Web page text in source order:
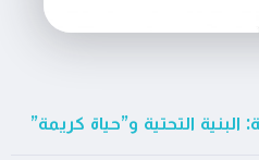
التحتية و”حياة كريمة”